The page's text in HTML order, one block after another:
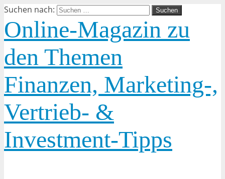
Suchen nach:
Online-Magazin zu
den Themen
Finanzen, Marketing-,
Vertrieb- &
Investment-Tipps